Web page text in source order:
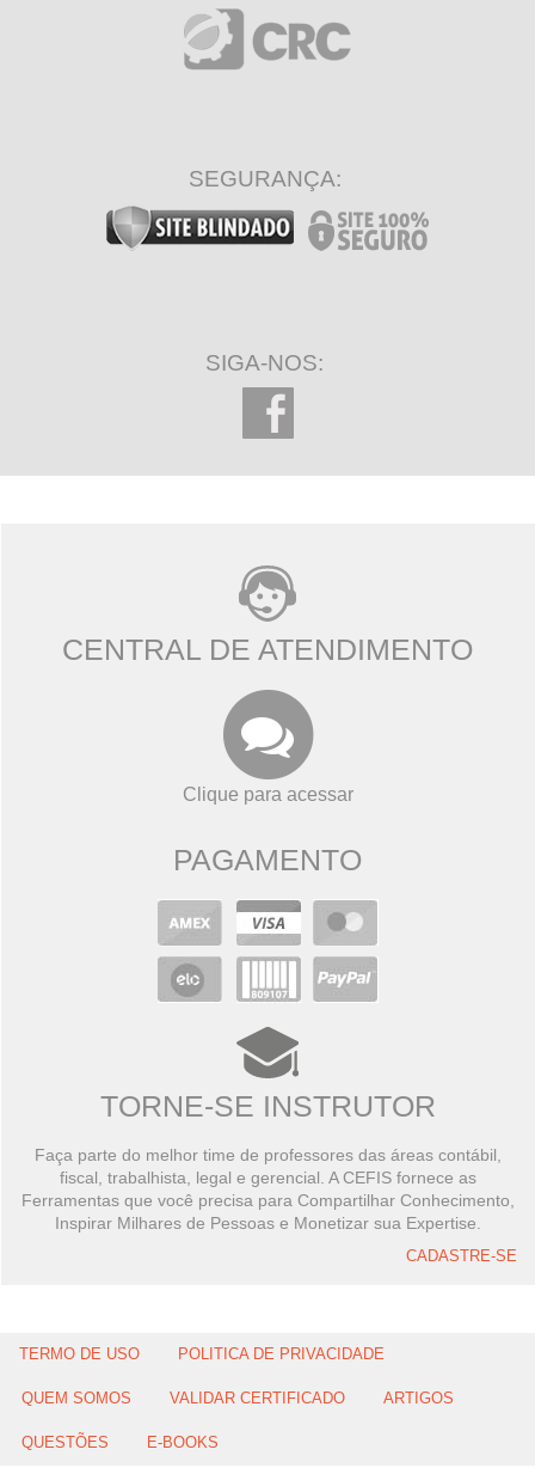
SEGURANÇA:
SIGA-NOS:
CENTRAL DE ATENDIMENTO
Clique para acessar
PAGAMENTO
TORNE-SE INSTRUTOR
Faça parte do melhor time de professores das áreas contábil,
fiscal, trabalhista, legal e gerencial. A CEFIS fornece as
Ferramentas que você precisa para Compartilhar Conhecimento,
Inspirar Milhares de Pessoas e Monetizar sua Expertise.
CADASTRE-SE
TERMO DE USO POLITICA DE PRIVACIDADE
QUEM SOMOS VALIDAR CERTIFICADO ARTIGOS
QUESTÕES E-BOOKS